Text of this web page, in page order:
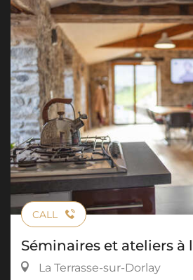
CALL
Séminaires et ateliers à
La Terrasse-sur-Dorlay